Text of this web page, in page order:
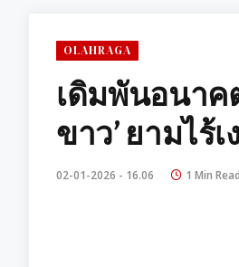
OLAHRAGA
เดิมพันอนาค
ขาว’ ยามไร้
02-01-2026 - 16.06 1 Min Read